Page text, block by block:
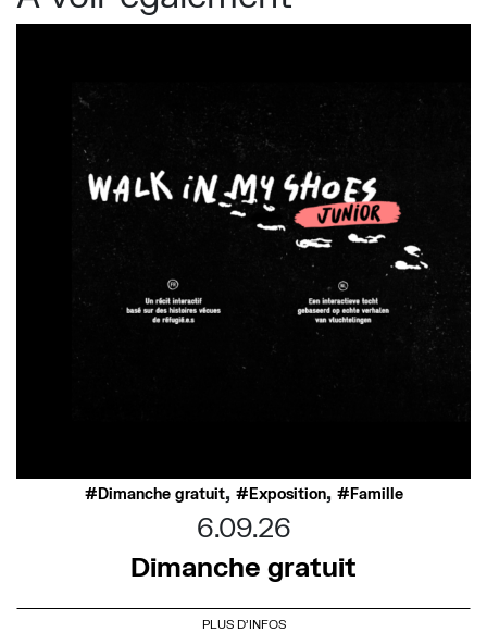
Dimanche gratuit, Exposition, Famille
6.09.26
Dimanche gratuit
PLUS D'INFOS